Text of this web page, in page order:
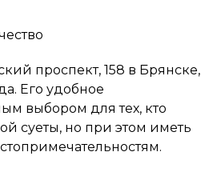
проспект, 158 в Брянске,
Его удобное
выбором для тех, кто
суеты, но при этом иметь